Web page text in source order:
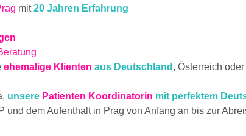
mit20 Jahren Erfahrung
ehemalige Klienten aus Deutschland , Österreich
unsere Patienten Koordinatorin mit perfektem
und dem Aufenthalt in Prag von Anfang an bis zur